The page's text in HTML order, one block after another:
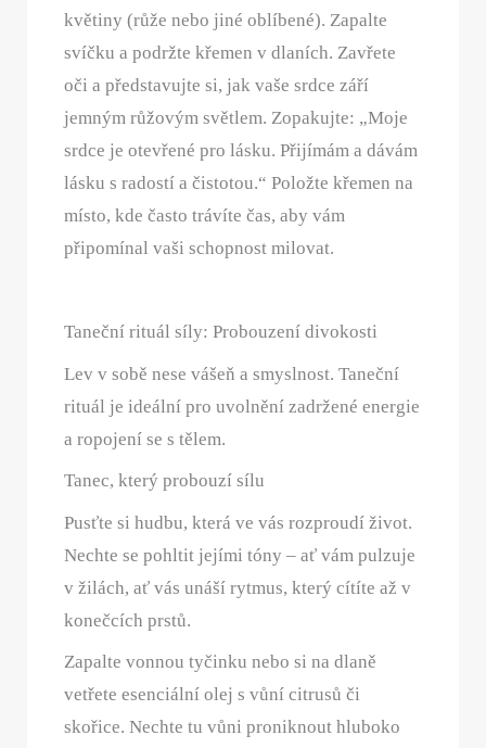
květiny (růže nebo jiné oblíbené). Zapalte
svíčku a podržte křemen v dlaních. Zavřete
oči a představujte si, jak vaše srdce září
jemným růžovým světlem. Zopakujte: „Moje
srdce je otevřené pro lásku. Přijímám a dávám
lásku s radostí a čistotou.“ Položte křemen na
místo, kde často trávíte čas, aby vám
připomínal vaši schopnost milovat.
Taneční rituál síly: Probouzení divokosti
Lev v sobě nese vášeň a smyslnost. Taneční
rituál je ideální pro uvolnění zadržené energie
a ropojení se s tělem.
Tanec, který probouzí sílu
Pusťte si hudbu, která ve vás rozproudí život.
Nechte se pohltit jejími tóny – ať vám pulzuje
v žilách, ať vás unáší rytmus, který cítíte až v
konečcích prstů.
Zapalte vonnou tyčinku nebo si na dlaně
vetřete esenciální olej s vůní citrusů či
skořice. Nechte tu vůni proniknout hluboko